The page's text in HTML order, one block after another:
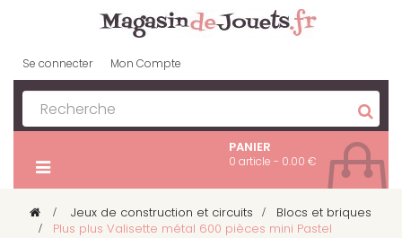
Se connecter Mon Compte
PANIER
0 article - 0.00 €
> Jeux de construction et circuits >
Blocs et briques
>
Plus plus Valisette métal 600 pièces mini Pastel